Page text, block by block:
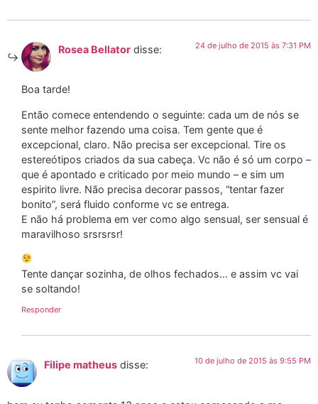
Rosea Bellator disse: 24 de julho de 2015 às 7:31 PM
Boa tarde!
Então comece entendendo o seguinte: cada um de nós se
sente melhor fazendo uma coisa. Tem gente que é
excepcional, claro. Não precisa ser excepcional. Tire os
estereótipos criados da sua cabeça. Vc não é só um corpo –
que é apontado e criticado por meio mundo – e sim um
espirito livre. Não precisa decorar passos, “tentar fazer
bonito”, será fluido conforme vc se entrega.
E não há problema em ver como algo sensual, ser sensual é
maravilhoso srsrsrsr!
Tente dançar sozinha, de olhos fechados… e assim vc vai
se soltando!
Responder
Filipe matheus disse: 10 de julho de 2015 às 9:55 PM